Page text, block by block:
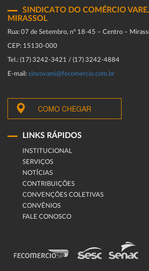
SINDICATO DO COMÉRCIO
MIRASSOL
Rua: 07 de Setembro, n° 18-45 – Centro –
CEP: 15130-000
Tel.: (17) 3242-3421 / (17) 3242-4884
E-mail: sincovami@fecomercio.com.br
COMO CHEGAR
LINKS RÁPIDOS
INSTITUCIONAL
SERVIÇOS
NOTÍCIAS
CONTRIBUIÇÕES
CONVENÇÕES COLETIVAS
CONVÊNIOS
FALE CONOSCO